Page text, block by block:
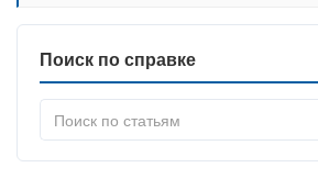
Поиск по справке